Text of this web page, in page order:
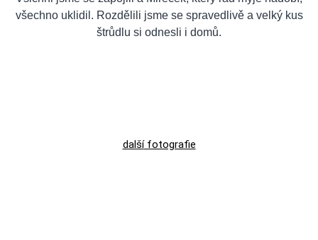
všechno uklidil. Rozdělili jsme se spravedlivě a velký kus
štrůdlu si odnesli i domů.
dalšífotografie